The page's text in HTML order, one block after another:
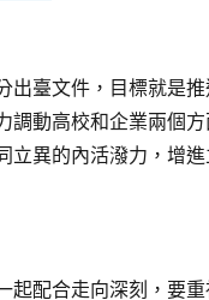
出臺文件，目標就是
調動高校和企業兩個方
立異的內活潑力，增
起配合走向深刻，要